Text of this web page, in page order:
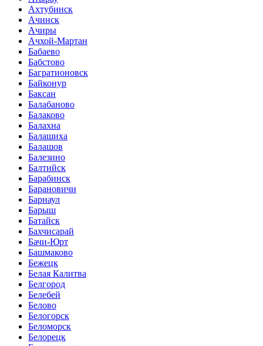
Ахтубинск
Ачинск
Ачиры
Ачхой-Мартан
Бабаево
Бабстово
Багратионовск
Байконур
Баксан
Балабаново
Балаково
Балахна
Балашиха
Балашов
Балезино
Балтийск
Барабинск
Барановичи
Барнаул
Барыш
Батайск
Бахчисарай
Бачи-Юрт
Башмаково
Бежецк
Белая Калитва
Белгород
Белебей
Белово
Белогорск
Беломорск
Белорецк